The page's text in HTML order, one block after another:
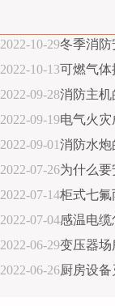
2022-10-29冬季消防
2022-10-13可燃气体
2022-09-28消防主机
2022-09-19电气火
2022-09-01消防水炮
2022-07-26为什么
2022-07-14柜式七氟
2022-07-04感温电
2022-06-29变压器场
2022-06-26厨房设